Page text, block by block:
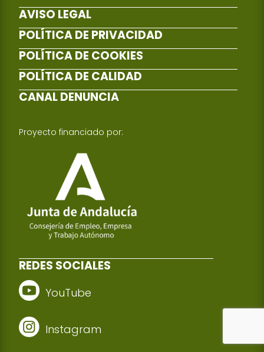
AVISO LEGAL
POLÍTICA DE PRIVACIDAD
POLÍTICA DE COOKIES
POLÍTICA DE CALIDAD
CANAL DENUNCIA
Proyecto financiado por:
REDES SOCIALES
YouTube
Instagram